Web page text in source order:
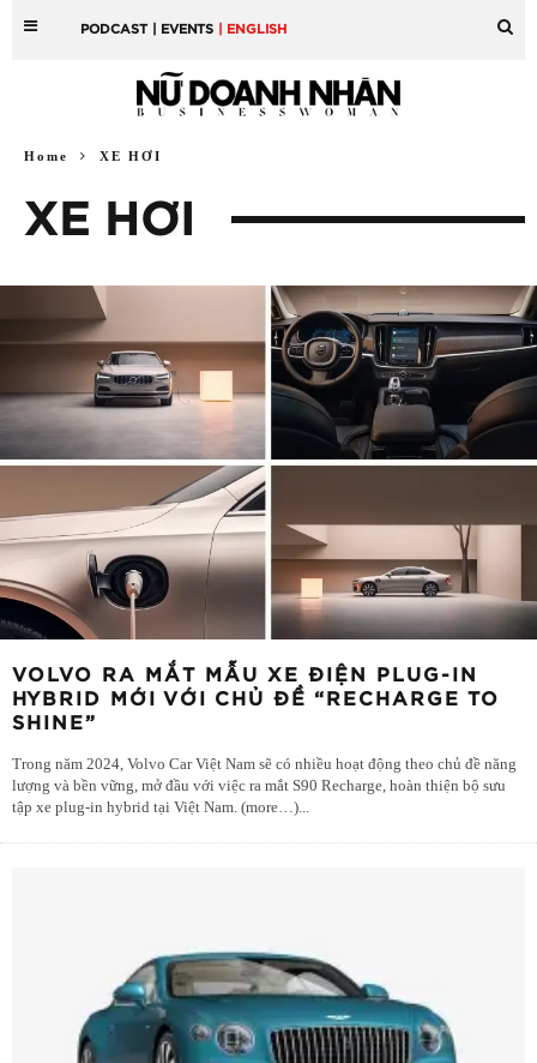
PODCAST | EVENTS | ENGLISH
Home XE HƠI
XE HƠI
VOLVO RA MẮT MẪU XE ĐIỆN PLUG-IN
HYBRID MỚI VỚI CHỦ ĐỀ “RECHARGE TO
SHINE”
Trong năm 2024, Volvo Car Việt Nam sẽ có nhiều hoạt động theo chủ đề năng
lượng và bền vững, mở đầu với việc ra mắt S90 Recharge, hoàn thiện bộ sưu
tập xe plug-in hybrid tại Việt Nam. (more…)...